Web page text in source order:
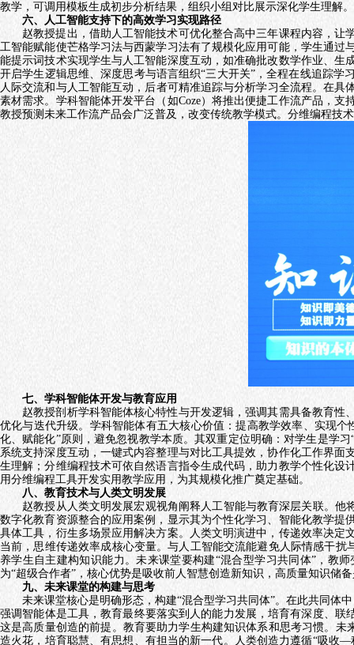
教学，可调用模板生成初步分析结果，组织小组对比展示深化学生理解。
六、 人工智能支持下的高效学习实现路径
赵教授提出，借助人工智能技术可优化整合高中三年课程内容，让
工智能赋能使芒格学习法与西蒙学习法有了规模化应用可能，学生通
能提示词技术实现学生与人工智能深度互动，如准确批改数学作业、
开启学生逻辑思维、深度思考与语言组织“三大开关”，全程在线追踪学
人际交流和与人工智能互动，后者可精准追踪与分析学习全流程。在具
素材需求。学科智能体开发平台（如Coze）将推出便捷工作流产品，支
教授预测未来工作流产品会广泛普及，改变传统教学模式。分维编程技
七、学科智能体开发与教育应用
赵教授剖析学科智能体核心特性与开发逻辑，强调其需具备教育性
优化与迭代升级。学科智能体有五大核心价值：提高教学效率、实现
化、赋能化”原则，避免忽视教学本质。其双重定位明确：对学生是学
系统支持深度互动，一键式内容整理与对比工具提效，协作化工作界面
生理解；分维编程技术可依自然语言指令生成代码，助力教学个性化
用分维编程工具开发实用教学应用，为其规模化推广奠定基础。
八、教育技术与人类文明发展
赵教授从人类文明发展宏观视角阐释人工智能与教育深层关联。他
数字化教育资源整合的应用案例，显示其为个性化学习、智能化教学
具体工具，衍生多场景应用解决方案。人类文明演进中，传递效率决
当前，思维传递效率成核心变量。与人工智能交流能避免人际情感干
养学生自主建构知识能力。未来课堂要构建“混合型学习共同体”，教
为“超级合作者”，核心优势是吸收前人智慧创造新知识，高质量知识储
九、未来课堂的构建与思考
未来课堂核心是明确形态，构建“混合型学习共同体”。在此共同体
强调智能体是工具，教育最终要落实到人的能力发展，培育有深度、
这是高质量创造的前提。教育要助力学生构建知识体系和思考习惯。
造火花，培育聪慧、有思想、有担当的新一代。人类创造力遵循“吸